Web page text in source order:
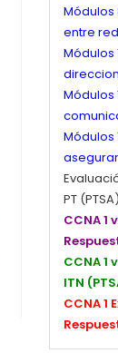
Módulos
entre
Módulos
Módulos
Módulos
PT (PTSA)
CCNA 1
CCNA
ITN
CCNA 1